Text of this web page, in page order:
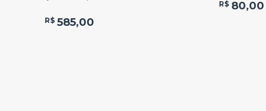
R$ 585,00
R$ 80,00